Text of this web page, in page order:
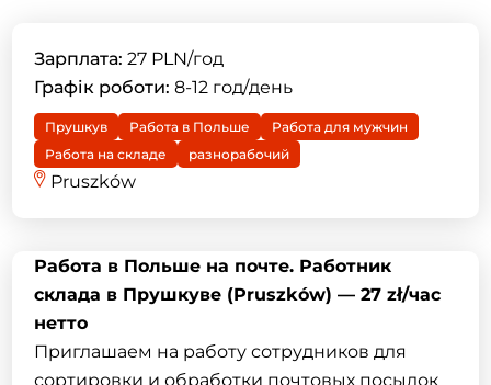
Зарплата: 27 PLN/год
Графік роботи: 8-12 год/день
Прушкув Работа в Польше
Работа для мужчин
Работа на складе
разнорабочий
Pruszków
Работа в Польше на почте. Работник
склада в Прушкуве (Pruszków) — 27 zł/час
нетто
Приглашаем на работу сотрудников для
сортировки и обработки почтовых посылок